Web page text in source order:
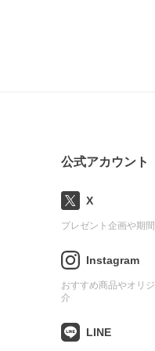
公式アカウント
X
プレゼント企画や期
Instagram
おすすめ商品やオリ
介
LINE